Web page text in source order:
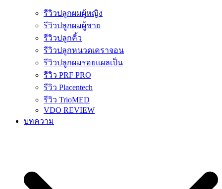
รีวิวปลูกผมผู้หญิง
รีวิวปลูกผมผู้ชาย
รีวิวปลูกคิ้ว
รีวิวปลูกหนวดเคราจอน
รีวิวปลูกผมรอยแผลเป็น
รีวิว PRF PRO
รีวิว Placentech
รีวิว TrioMED
VDO REVIEW
บทความ